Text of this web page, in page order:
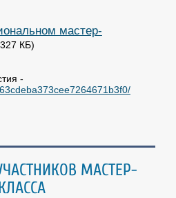
мастер-
КБ)
-
МАСТЕР-
КЛАССА